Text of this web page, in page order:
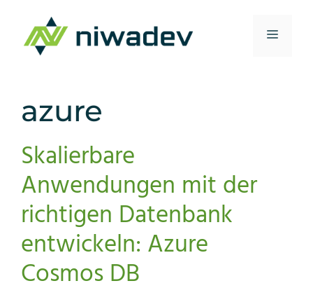
springen
Menü
azure
Skalierbare
Anwendungen mit der
richtigen Datenbank
entwickeln: Azure
Cosmos DB